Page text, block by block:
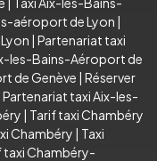
aéroport de Lyon |
| Partenariat taxi
les-Bains-Aéroport de
de Genève | Réserver
Partenariat taxi Aix-les-
| Tarif taxi Chambéry
Chambéry | Taxi
taxi Chambéry-